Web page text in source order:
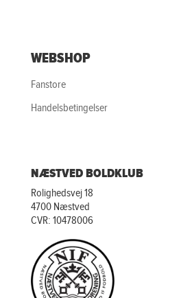
WEBSHOP
Fanstore
Handelsbetingelser
NÆSTVED BOLDKLUB
Rolighedsvej 18
4700 Næstved
CVR: 10478006